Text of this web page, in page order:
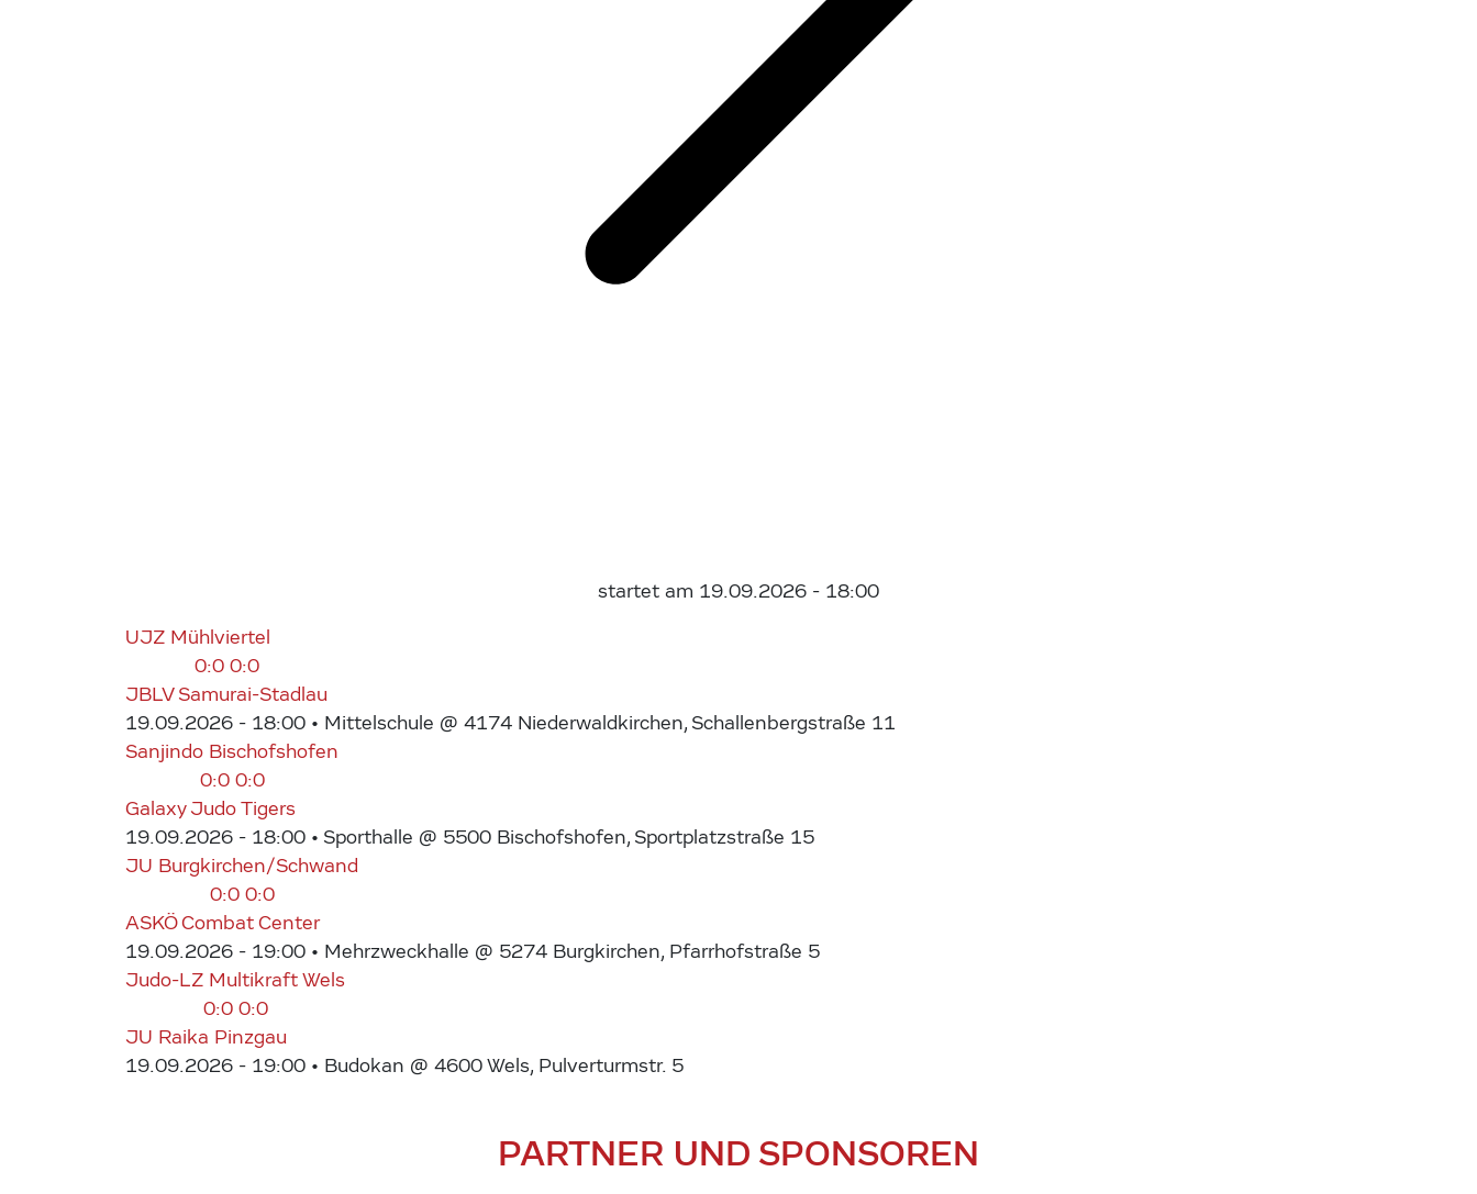
startet am 19.09.2026 - 18:00
UJZ Mühlviertel
0:0 0:0
JBLV Samurai-Stadlau
19.09.2026 - 18:00 • Mittelschule @ 4174 Niederwaldkirchen, Schallenbergstraße 11
Sanjindo Bischofshofen
0:0 0:0
Galaxy Judo Tigers
19.09.2026 - 18:00 • Sporthalle @ 5500 Bischofshofen, Sportplatzstraße 15
JU Burgkirchen/Schwand
0:0 0:0
ASKÖ Combat Center
19.09.2026 - 19:00 • Mehrzweckhalle @ 5274 Burgkirchen, Pfarrhofstraße 5
Judo-LZ Multikraft Wels
0:0 0:0
JU Raika Pinzgau
19.09.2026 - 19:00 • Budokan @ 4600 Wels, Pulverturmstr. 5
PARTNER UND SPONSOREN